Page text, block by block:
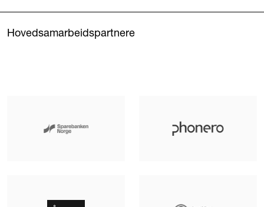
Hovedsamarbeidspartnere